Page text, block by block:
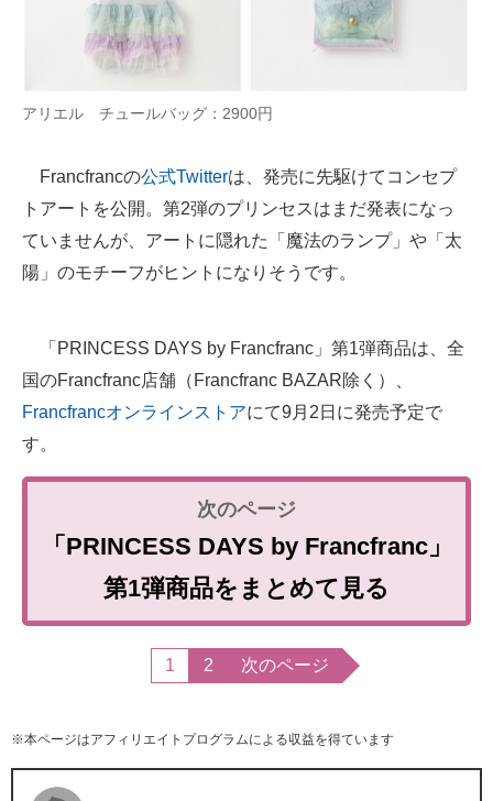
アリエル チュールバッグ：2900円
Francfrancの公式Twitterは、発売に先駆けてコンセプ
トアートを公開。第2弾のプリンセスはまだ発表になっ
ていませんが、アートに隠れた「魔法のランプ」や「太
陽」のモチーフがヒントになりそうです。
「PRINCESS DAYS by Francfranc」第1弾商品は、全
国のFrancfranc店舗（Francfranc BAZAR除く）、
Francfrancオンラインストアにて9月2日に発売予定で
す。
「PRINCESS DAYS by Francfranc」
第1弾商品をまとめて見る
1 2 次のページ
※本ページはアフィリエイトプログラムによる収益を得ています